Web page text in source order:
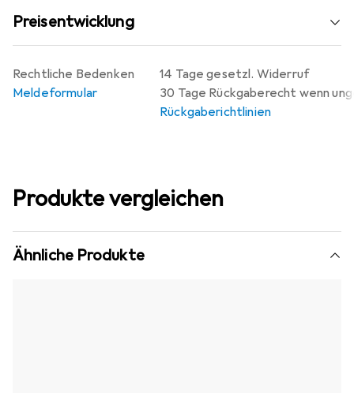
Preisentwicklung
14 Tage gesetzl. Widerruf
30 Tage Rückgaberecht wenn
Rückgaberichtlinien
Rechtliche Bedenken
Meldeformular
Produkte vergleichen
Ähnliche Produkte